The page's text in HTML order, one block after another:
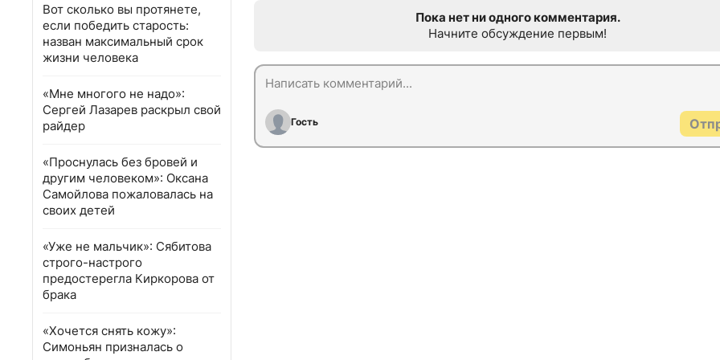
Вот сколько вы протянете,
если победить старость:
назван максимальный срок
жизни человека
«Мне многого не надо»:
Сергей Лазарев раскрыл свой
райдер
«Проснулась без бровей и
другим человеком»: Оксана
Самойлова пожаловалась на
своих детей
«Уже не мальчик»: Сябитова
строго-настрого
предостерегла Киркорова от
брака
«Хочется снять кожу»:
Симоньян призналась о
Пока нет ни одного комментария.
Начните обсуждение первым!
Гость